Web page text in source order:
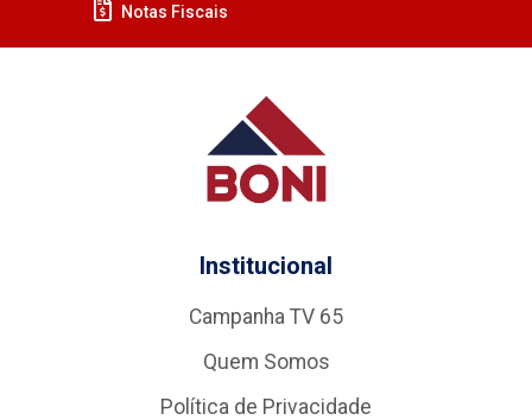
Notas Fiscais
Institucional
Campanha TV 65
Quem Somos
Política de Privacidade